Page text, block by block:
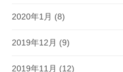
2020年1月 (8)
2019年12月 (9)
2019年11月 (12)